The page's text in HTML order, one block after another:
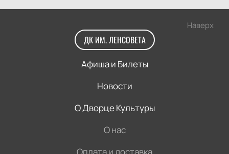
Наверх
ДК ИМ. ЛЕНСОВЕТА
Афиша и Билеты
Новости
О Дворце Культуры
О нас